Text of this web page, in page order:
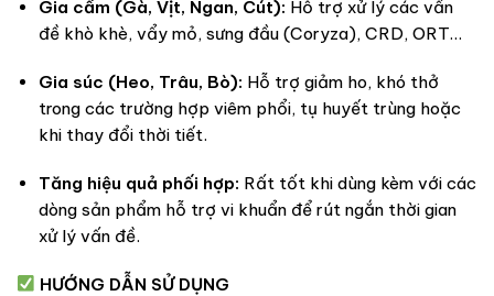
Gia cầm (Gà, Vịt, Ngan, Cút): Hỗ trợ xử lý các vấn
đề khò khè, vẩy mỏ, sưng đầu (Coryza), CRD, ORT…
Gia súc (Heo, Trâu, Bò): Hỗ trợ giảm ho, khó thở
trong các trường hợp viêm phổi, tụ huyết trùng hoặc
khi thay đổi thời tiết.
Tăng hiệu quả phối hợp: Rất tốt khi dùng kèm với các
dòng sản phẩm hỗ trợ vi khuẩn để rút ngắn thời gian
xử lý vấn đề.
HƯỚNG DẪN SỬ DỤNG